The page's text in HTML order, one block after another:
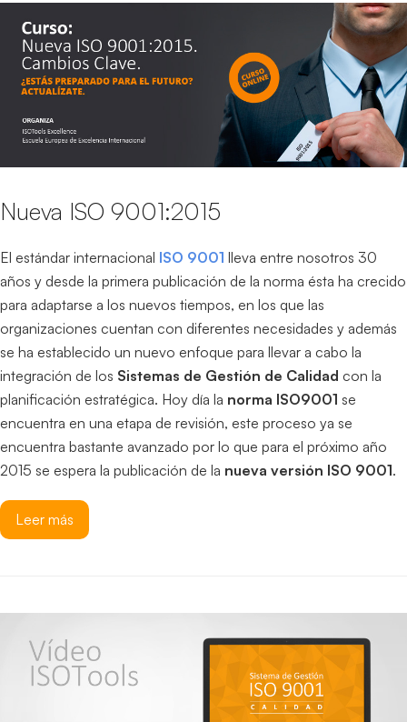
Nueva ISO 9001:2015
El estándar internacional ISO 9001 lleva entre nosotros 30
años y desde la primera publicación de la norma ésta ha crecido
para adaptarse a los nuevos tiempos, en los que las
organizaciones cuentan con diferentes necesidades y además
se ha establecido un nuevo enfoque para llevar a cabo la
integración de los Sistemas de Gestión de Calidad con la
planificación estratégica. Hoy día la norma ISO9001 se
encuentra en una etapa de revisión, este proceso ya se
encuentra bastante avanzado por lo que para el próximo año
2015 se espera la publicación de la nueva versión ISO 9001.
Leer más